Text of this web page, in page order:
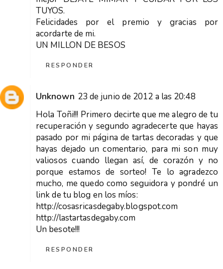
TUYOS.
Felicidades por el premio y gracias por
acordarte de mi.
UN MILLON DE BESOS
RESPONDER
Unknown 23 de junio de 2012 a las 20:48
Hola Toñi!!! Primero decirte que me alegro de tu
recuperación y segundo agradecerte que hayas
pasado por mi página de tartas decoradas y que
hayas dejado un comentario, para mi son muy
valiosos cuando llegan así, de corazón y no
porque estamos de sorteo! Te lo agradezco
mucho, me quedo como seguidora y pondré un
link de tu blog en los míos:
http://cosasricasdegaby.blogspot.com
http://lastartasdegaby.com
Un besote!!!
RESPONDER